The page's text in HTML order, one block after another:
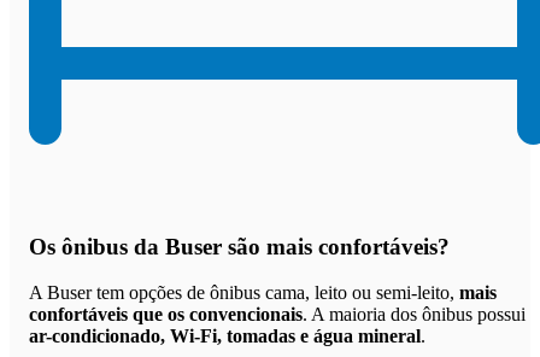
Os ônibus da Buser são mais confortáveis?
A Buser tem opções de ônibus cama, leito ou semi-leito, mais
confortáveis que os convencionais. A maioria dos ônibus possui
ar-condicionado, Wi-Fi, tomadas e água mineral.